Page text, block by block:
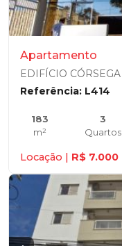
Apartamento
EDIFÍCIO CÓRSEGA
Referência: L414
183
m²
3
Quartos
Locação | R$ 7.000